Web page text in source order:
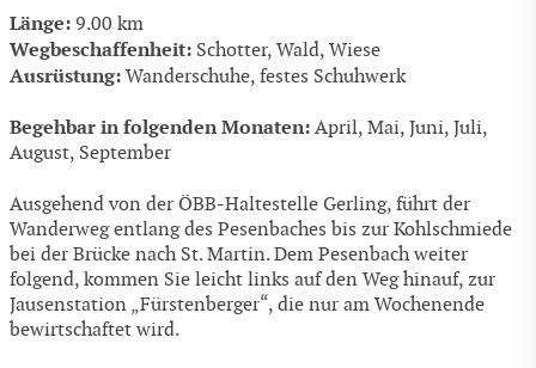
Länge: 9.00 km
Wegbeschaffenheit: Schotter, Wald, Wiese
Ausrüstung: Wanderschuhe, festes Schuhwerk
Begehbar in folgenden Monaten: April, Mai, Juni, Juli,
August, September
Ausgehend von der ÖBB-Haltestelle Gerling, führt der
Wanderweg entlang des Pesenbaches bis zur Kohlschmiede
bei der Brücke nach St. Martin. Dem Pesenbach weiter
folgend, kommen Sie leicht links auf den Weg hinauf, zur
Jausenstation „Fürstenberger“, die nur am Wochenende
bewirtschaftet wird.